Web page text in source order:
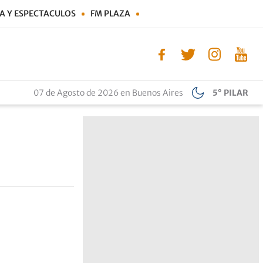
Y ESPECTACULOS FM PLAZA
07 de Agosto de 2026 en Buenos Aires 5° PILAR